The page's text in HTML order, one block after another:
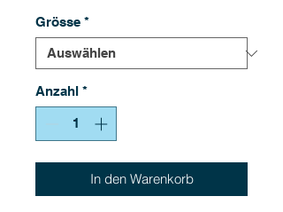
Grösse *
Anzahl *
In den Warenkorb